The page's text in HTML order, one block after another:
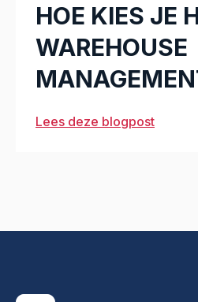
HOE KIES JE
WAREHOUSE
SYSTEM?
Lees deze blogpost